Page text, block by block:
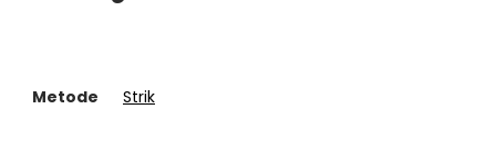
Metode Strik